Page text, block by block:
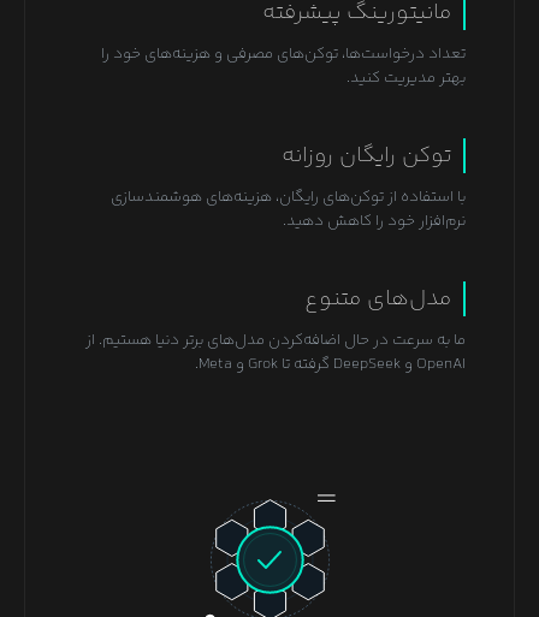
مانیتورینگ پیشرفته
تعداد درخواست‌ها، توکن‌های مصرفی و هزینه‌های خود را
بهتر مدیریت کنید.
توکن رایگان روزانه
با استفاده از توکن‌های رایگان، هزینه‌های هوشمندسازی
نرم‌افزار خود را کاهش دهید.
مدل‌های متنوع
ما به سرعت در حال اضافه‌کردن مدل‌های برتر دنیا هستیم. از
OpenAI و DeepSeek گرفته تا Grok و Meta.